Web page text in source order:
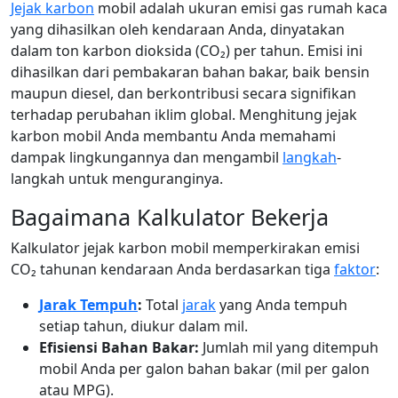
Jejak karbon mobil adalah ukuran emisi gas rumah kaca
yang dihasilkan oleh kendaraan Anda, dinyatakan
dalam ton karbon dioksida (CO₂) per tahun. Emisi ini
dihasilkan dari pembakaran bahan bakar, baik bensin
maupun diesel, dan berkontribusi secara signifikan
terhadap perubahan iklim global. Menghitung jejak
karbon mobil Anda membantu Anda memahami
dampak lingkungannya dan mengambil langkah-
langkah untuk menguranginya.
Bagaimana Kalkulator Bekerja
Kalkulator jejak karbon mobil memperkirakan emisi
CO₂ tahunan kendaraan Anda berdasarkan tiga faktor:
Jarak Tempuh: Total jarakyang Anda tempuh
setiap tahun, diukur dalam mil.
Efisiensi Bahan Bakar: Jumlah mil yang ditempuh
mobil Anda per galon bahan bakar (mil per galon
atau MPG).